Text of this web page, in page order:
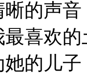
的声
喜欢
的儿